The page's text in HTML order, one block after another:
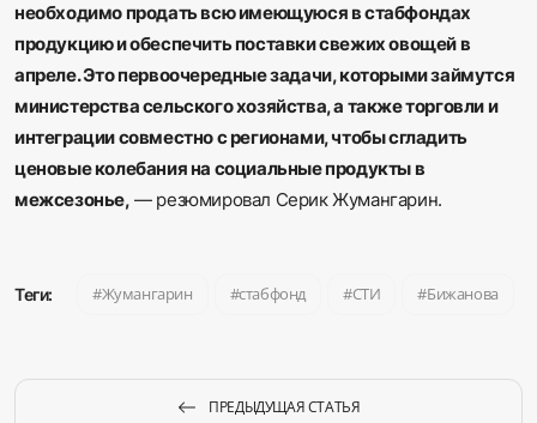
необходимо продать всю имеющуюся в стабфондах
продукцию и обеспечить поставки свежих овощей в
апреле. Это первоочередные задачи, которыми займутся
министерства сельского хозяйства, а также торговли и
интеграции совместно с регионами, чтобы сгладить
ценовые колебания на социальные продукты в
межсезонье, — резюмировал Серик Жумангарин.
Теги: Жумангарин стабфонд СТИ Бижанова
ПРЕДЫДУЩАЯ СТАТЬЯ